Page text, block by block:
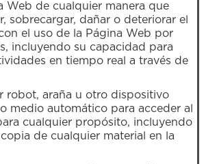
Web de cualquier manera que
sobrecargar, dañar o deteriorar el
el uso de la Página Web por
incluyendo su capacidad para
en tiempo real a través de
robot, araña u otro dispositivo
medio automático para acceder al
cualquier propósito, incluyendo
de cualquier material en la